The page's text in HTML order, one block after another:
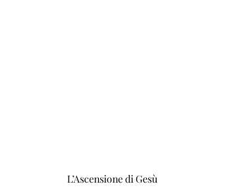
L’Ascensione di Gesù